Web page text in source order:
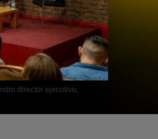
director ejecutivo,